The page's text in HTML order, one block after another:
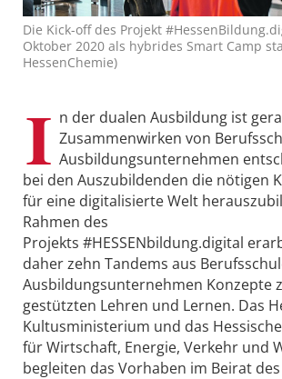
Die Kick-off des Projekt
Oktober 2020 als hybrides Smart Camp
HessenChemie)
I n der dualen Ausbildung ist
Zusammenwirken von
Ausbildungsunternehmen
bei den Auszubildenden die nötigen
für eine digitalisierte Welt
Rahmen des
Projekts #HESSENbildung.digital
daher zehn Tandems aus
Ausbildungsunternehmen Konzepte
gestützten Lehren und Lernen. Das
Kultusministerium und das
für Wirtschaft, Energie, Verkehr und
begleiten das Vorhaben im Beirat